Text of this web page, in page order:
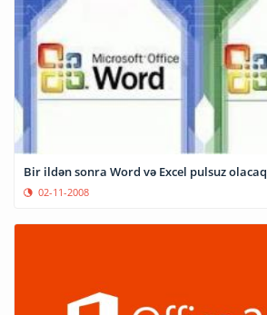
Bir ildən sonra Word və Excel pulsuz olacaq
02-11-2008